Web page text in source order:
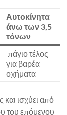
Αυτοκίνητα
άνω των 3,5
τόνων
πάγιο τέλος
για βαρέα
οχήματα
και ισχύει από
του επόμενου